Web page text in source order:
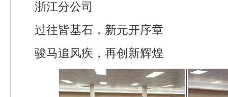
浙江分公司
过往皆基石，新元开序章
骏马追风疾，再创新辉煌